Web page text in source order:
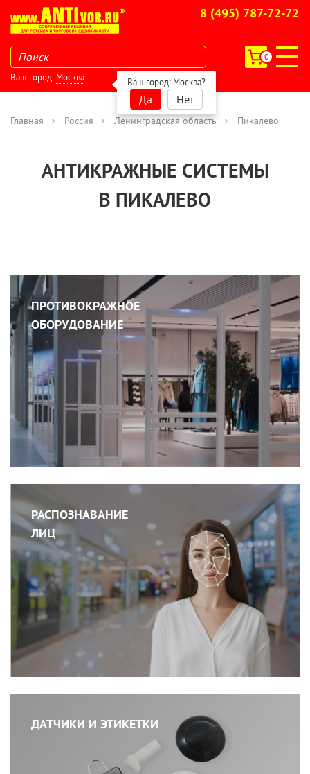
8 (495) 787-72-72
0
Ваш город: Москва Ваш город: Москва?
Да Нет
Главная Россия Ленинградская область Пикалево
АНТИКРАЖНЫЕ СИСТЕМЫ
В ПИКАЛЕВО
ПРОТИВОКРАЖНОЕ
ОБОРУДОВАНИЕ
РАСПОЗНАВАНИЕ
ЛИЦ
ДАТЧИКИ И ЭТИКЕТКИ